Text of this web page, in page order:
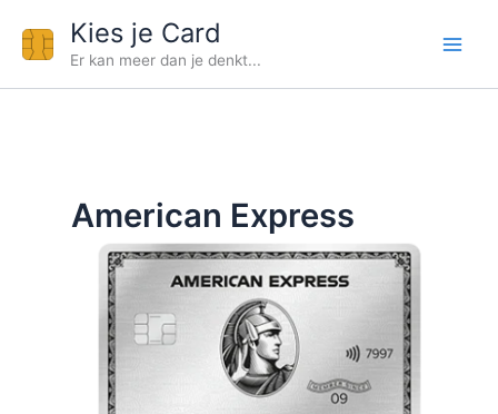
naar
inhoud
Kies je Card
Er kan meer dan je denkt...
American Express